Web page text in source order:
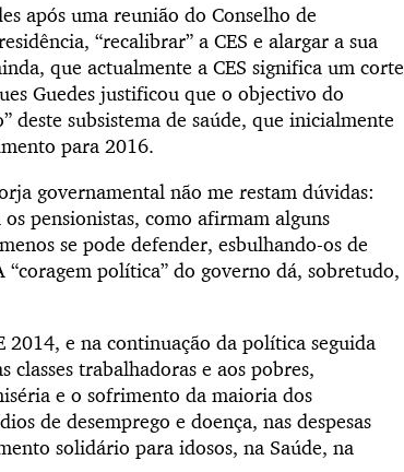
após uma reunião do Conselho de
“recalibrar” a CES e alargar a sua
que actualmente a CES significa um corte
Guedes justificou que o objectivo do
deste subsistema de saúde, que inicialmente
para 2016.
governamental não me restam dúvidas:
pensionistas, como afirmam alguns
se pode defender, esbulhando-os de
política” do governo dá, sobretudo,
2014, e na continuação da política seguida
classes trabalhadoras e aos pobres,
e o sofrimento da maioria dos
de desemprego e doença, nas despesas
solidário para idosos, na Saúde, na